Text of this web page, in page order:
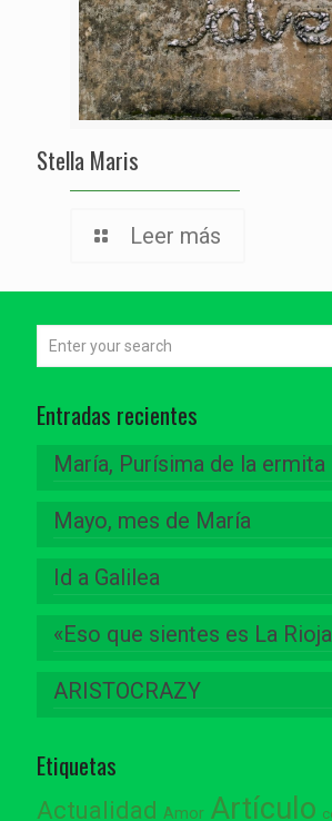
Stella Maris
Leer más
Entradas recientes
María, Purísima de la ermita
Mayo, mes de María
Id a Galilea
«Eso que sientes es La
ARISTOCRAZY
Etiquetas
Actualidad Amor Artículo